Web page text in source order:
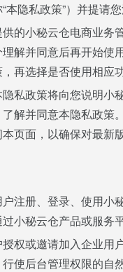
本隐私政策”）并提请
的小秘云仓电商业务
解并同意后再开始使
再选择是否使用相应
私政策将向您说明
解并同意本隐私政
页面，以确保对最新
户注册、登录、使用
小秘云仓产品或服
授权或邀请加入企业
使后台管理权限的自